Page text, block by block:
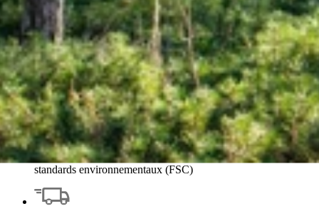
Encres sans solvant
Formulation à base d’eau, sans odeur ni dégazage après
impression, pour un air intérieur sain.
Supports responsables
Papiers sélectionnés pour leur qualité et leur conformité aux
standards environnementaux (FSC)